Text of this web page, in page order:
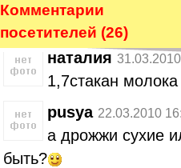
Комментарии
посетителей (26)
наталия
1,7стакан
pusya 22.03.2010
а дрожжи сухие
быть?